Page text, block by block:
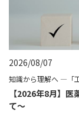
2026/08/07
知識から理解へ ―「
【2026年8月】
て～